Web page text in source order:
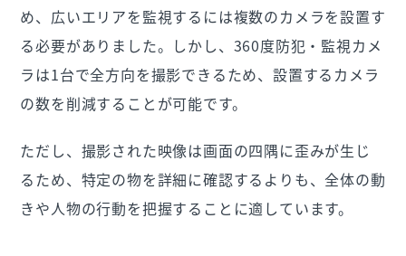
め、広いエリアを監視するには複数のカメラを設置す
る必要がありました。しかし、360度防犯・監視カメ
ラは1台で全方向を撮影できるため、設置するカメラ
の数を削減することが可能です。
ただし、撮影された映像は画面の四隅に歪みが生じ
るため、特定の物を詳細に確認するよりも、全体の動
きや人物の行動を把握することに適しています。